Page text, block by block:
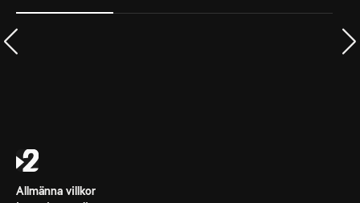
Allmänna villkor